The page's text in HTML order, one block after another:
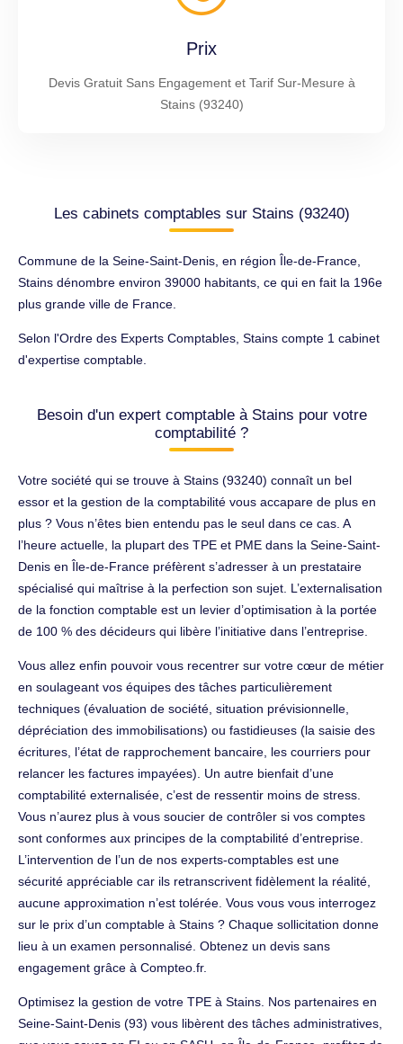
Prix
Devis Gratuit Sans Engagement et Tarif Sur-Mesure à
Stains (93240)
Les cabinets comptables sur Stains (93240)
Commune de la Seine-Saint-Denis, en région Île-de-France,
Stains dénombre environ 39000 habitants, ce qui en fait la 196e
plus grande ville de France.
Selon l'Ordre des Experts Comptables, Stains compte 1 cabinet
d'expertise comptable.
Besoin d'un expert comptable à Stains pour votre
comptabilité ?
Votre société qui se trouve à Stains (93240) connaît un bel
essor et la gestion de la comptabilité vous accapare de plus en
plus ? Vous n’êtes bien entendu pas le seul dans ce cas. A
l’heure actuelle, la plupart des TPE et PME dans la Seine-Saint-
Denis en Île-de-France préfèrent s’adresser à un prestataire
spécialisé qui maîtrise à la perfection son sujet. L’externalisation
de la fonction comptable est un levier d’optimisation à la portée
de 100 % des décideurs qui libère l’initiative dans l’entreprise.
Vous allez enfin pouvoir vous recentrer sur votre cœur de métier
en soulageant vos équipes des tâches particulièrement
techniques (évaluation de société, situation prévisionnelle,
dépréciation des immobilisations) ou fastidieuses (la saisie des
écritures, l’état de rapprochement bancaire, les courriers pour
relancer les factures impayées). Un autre bienfait d’une
comptabilité externalisée, c’est de ressentir moins de stress.
Vous n’aurez plus à vous soucier de contrôler si vos comptes
sont conformes aux principes de la comptabilité d’entreprise.
L’intervention de l’un de nos experts-comptables est une
sécurité appréciable car ils retranscrivent fidèlement la réalité,
aucune approximation n’est tolérée. Vous vous vous interrogez
sur le prix d’un comptable à Stains ? Chaque sollicitation donne
lieu à un examen personnalisé. Obtenez un devis sans
engagement grâce à Compteo.fr.
Optimisez la gestion de votre TPE à Stains. Nos partenaires en
Seine-Saint-Denis (93) vous libèrent des tâches administratives,